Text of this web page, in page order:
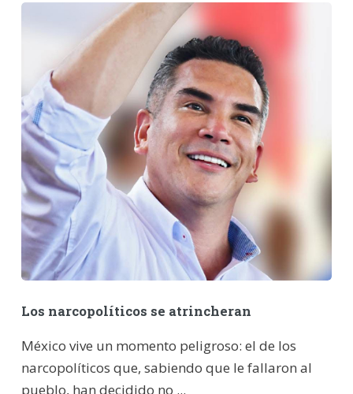
Los narcopolíticos se atrincheran
México vive un momento peligroso: el de los
narcopolíticos que, sabiendo que le fallaron al
pueblo, han decidido no ...